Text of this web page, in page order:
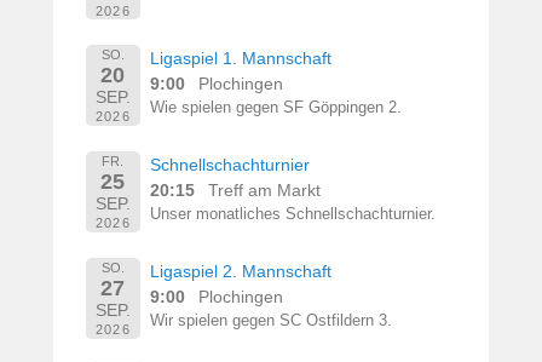
2026
SO.
20
SEP.
2026
Ligaspiel 1. Mannschaft
9:00
Plochingen
Wie spielen gegen SF Göppingen 2.
FR.
25
SEP.
2026
Schnellschachturnier
20:15
Treff am Markt
Unser monatliches Schnellschachturnier.
SO.
27
SEP.
2026
Ligaspiel 2. Mannschaft
9:00
Plochingen
Wir spielen gegen SC Ostfildern 3.